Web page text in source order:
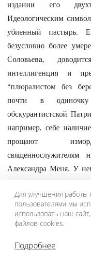
издании его
Идеологическим
убиенный пастырь.
безусловно более
Соловьева,
интеллигенция и
“плюралистом без
почти в одиночку
обскурантистской
например, себе
прощают
священнослужителям
Александра Меня. У
Якунина — не было и
бытие Православной
историческое чудо,
эмпирическими
одной стороной
Для улучшения работы
пользователями мы
использовать наш
файлов cookies.
Подробнее